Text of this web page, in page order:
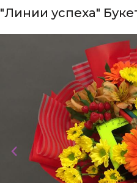
"Линии успеха"